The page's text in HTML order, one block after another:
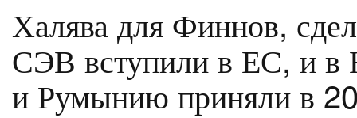
Халява для Финнов,
СЭВ вступили в ЕС, и
и Румынию приняли в